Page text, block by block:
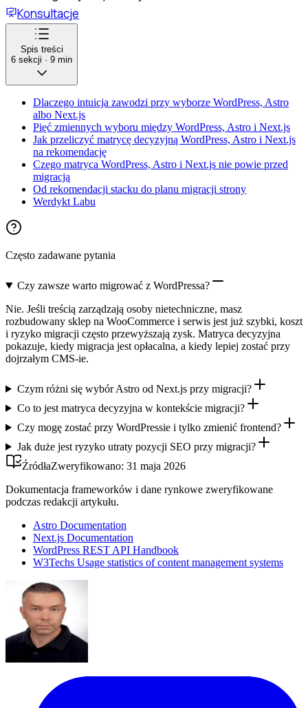
Konsultacje
Spis treści
6 sekcji · 9 min
Dlaczego intuicja zawodzi przy wyborze WordPress, Astro
albo Next.js
Pięć zmiennych wyboru między WordPress, Astro i Next.js
Jak przeliczyć matrycę decyzyjną WordPress, Astro i Next.js
na rekomendację
Czego matryca WordPress, Astro i Next.js nie powie przed
migracją
Od rekomendacji stacku do planu migracji strony
Werdykt Labu
Często zadawane pytania
Czy zawsze warto migrować z WordPressa?
Nie. Jeśli treścią zarządzają osoby nietechniczne, masz
rozbudowany sklep na WooCommerce i serwis jest już szybki, koszt
i ryzyko migracji często przewyższają zysk. Matryca decyzyjna
pokazuje, kiedy migracja jest opłacalna, a kiedy lepiej zostać przy
dojrzałym CMS-ie.
Czym różni się wybór Astro od Next.js przy migracji?
Co to jest matryca decyzyjna w kontekście migracji?
Czy mogę zostać przy WordPressie i tylko zmienić frontend?
Jak duże jest ryzyko utraty pozycji SEO przy migracji?
ŹródłaZweryfikowano: 31 maja 2026
Dokumentacja frameworków i dane rynkowe zweryfikowane
podczas redakcji artykułu.
Astro Documentation
Next.js Documentation
WordPress REST API Handbook
W3Techs Usage statistics of content management systems